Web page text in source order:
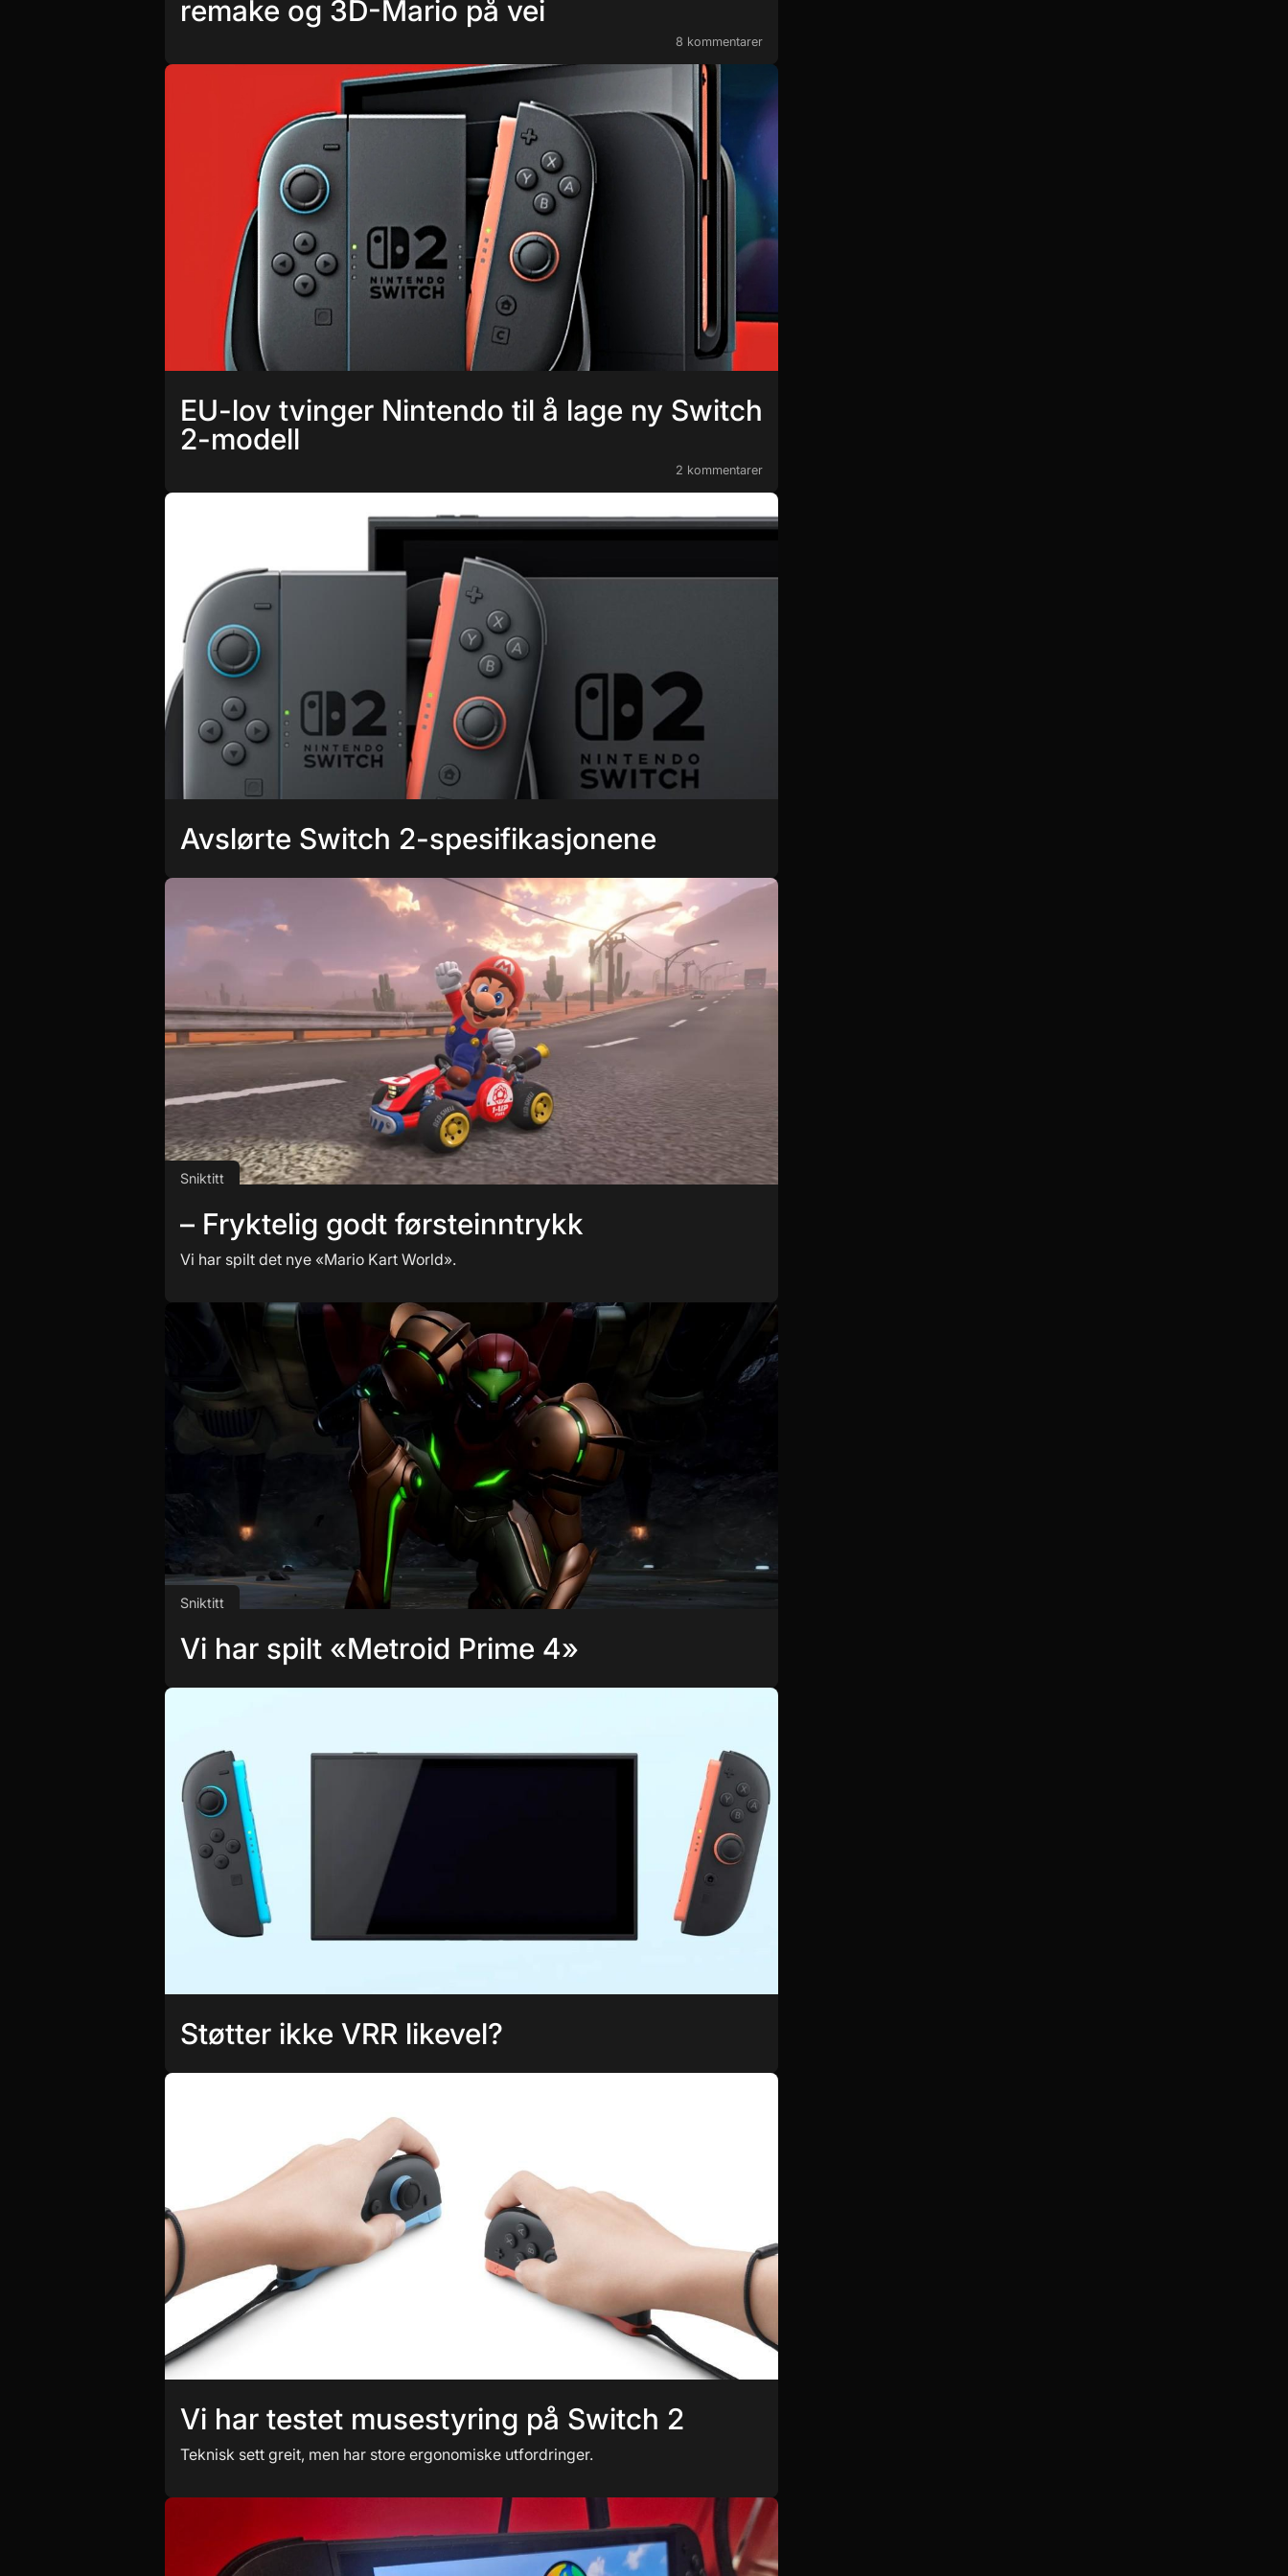
remake og 3D-Mario på vei
8 kommentarer
EU-lov tvinger Nintendo til å lage ny Switch
2-modell
2 kommentarer
Avslørte Switch 2-spesifikasjonene
Sniktitt
– Fryktelig godt førsteinntrykk
Vi har spilt det nye «Mario Kart World».
Sniktitt
Vi har spilt «Metroid Prime 4»
Støtter ikke VRR likevel?
Vi har testet musestyring på Switch 2
Teknisk sett greit, men har store ergonomiske utfordringer.